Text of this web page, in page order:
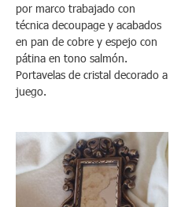
por marco trabajado con
técnica decoupage y acabados
en pan de cobre y espejo con
pátina en tono salmón.
Portavelas de cristal decorado a
juego.